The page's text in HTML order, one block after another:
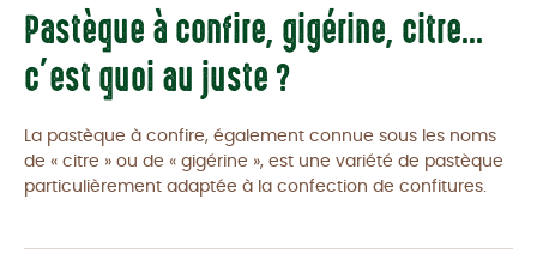
Pastèque à confire, gigérine, citre...
c’est quoi au juste ?
La pastèque à confire, également connue sous les noms
de « citre » ou de « gigérine », est une variété de pastèque
particulièrement adaptée à la confection de confitures.